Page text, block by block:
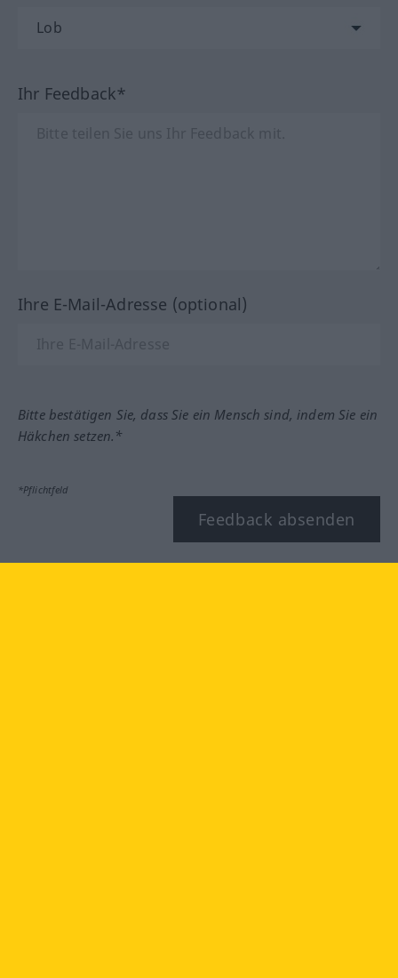
Ihr Feedback*
Ihre E-Mail-Adresse (optional)
Bitte bestätigen Sie, dass Sie ein Mensch sind, indem Sie ein
Häkchen setzen.*
*Pflichtfeld
Feedback absenden